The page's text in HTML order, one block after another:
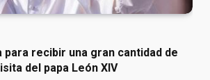
para recibir una gran cantidad de
del papa León XIV